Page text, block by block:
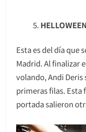
HELLOWEEN
Esta es del día que
Madrid. Al finalizar
volando, Andi Deris
primeras filas. Esta
portada salieron